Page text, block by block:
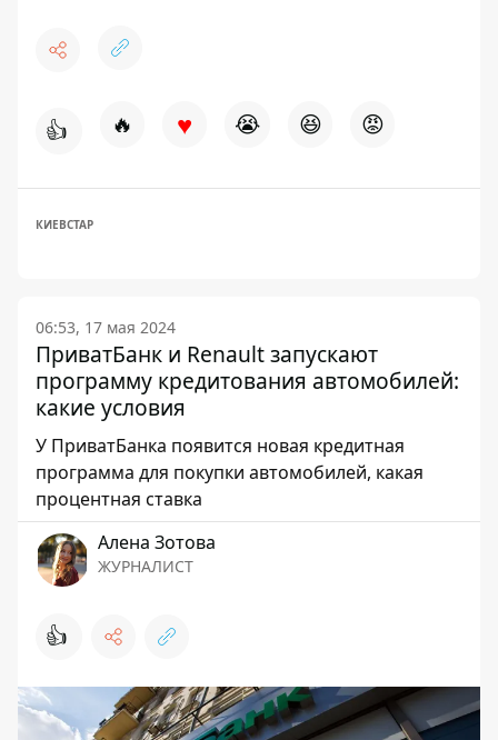
👍 🔥 ♥ 😭 😆 😡
КИЕВСТАР
06:53, 17 мая 2024
ПриватБанк и Renault запускают
программу кредитования автомобилей:
какие условия
У ПриватБанка появится новая кредитная
программа для покупки автомобилей, какая
процентная ставка
Алена Зотова
ЖУРНАЛИСТ
👍